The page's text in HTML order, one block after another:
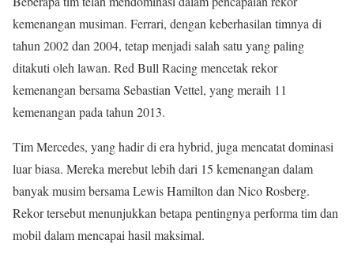
kemenangan musiman. Ferrari, dengan keberhasilan timnya di
tahun 2002 dan 2004, tetap menjadi salah satu yang paling
ditakuti oleh lawan. Red Bull Racing mencetak rekor
kemenangan bersama Sebastian Vettel, yang meraih 11
kemenangan pada tahun 2013.
Tim Mercedes, yang hadir di era hybrid, juga mencatat dominasi
luar biasa. Mereka merebut lebih dari 15 kemenangan dalam
banyak musim bersama Lewis Hamilton dan Nico Rosberg.
Rekor tersebut menunjukkan betapa pentingnya performa tim dan
mobil dalam mencapai hasil maksimal.